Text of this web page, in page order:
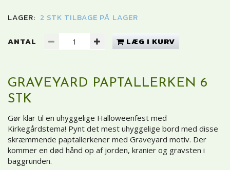
LAGER: 2 STK TILBAGE PÅ LAGER
ANTAL LÆG I KURV
GRAVEYARD PAPTALLERKEN 6
STK
Gør klar til en uhyggelige Halloweenfest med
Kirkegårdstema! Pynt det mest uhyggelige bord med disse
skræmmende paptallerkener med Graveyard motiv. Der
kommer en død hånd op af jorden, kranier og gravsten i
baggrunden.